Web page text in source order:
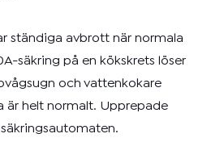
ständiga avbrott när normala
säkring på en kökskrets löser
och vattenkokare
helt normalt. Upprepade